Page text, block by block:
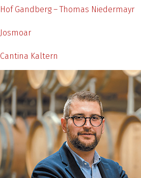
Hof Gandberg – Thomas Niedermayr
Josmoar
Cantina Kaltern